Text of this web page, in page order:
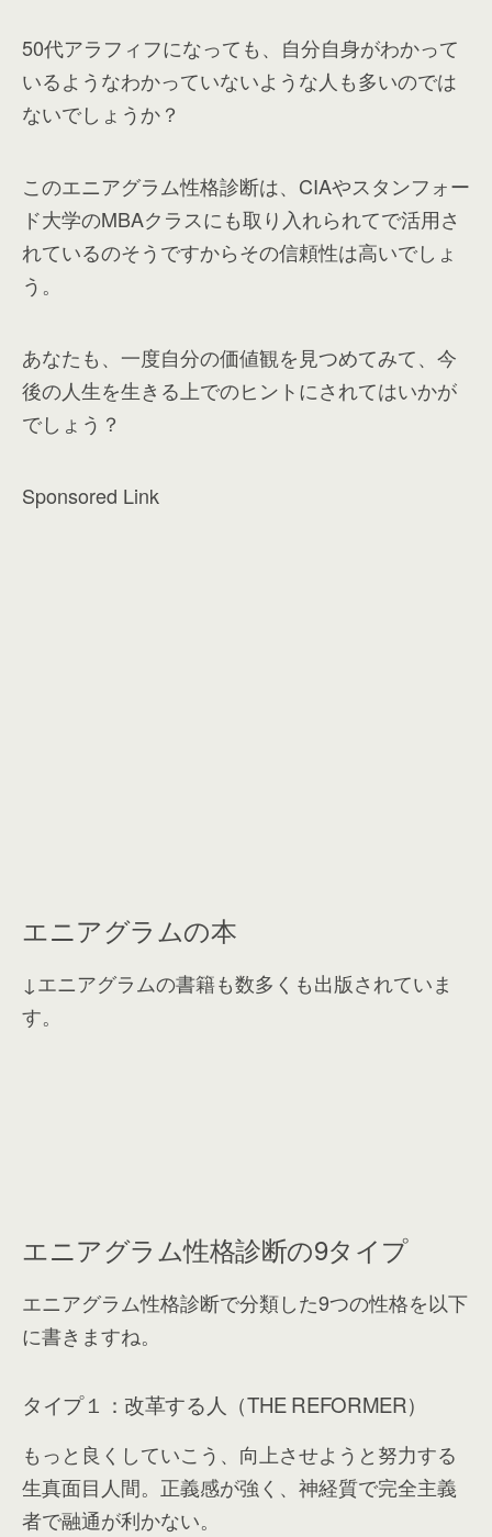
50代アラフィフになっても、自分自身がわかって
いるようなわかっていないような人も多いのでは
ないでしょうか？
このエニアグラム性格診断は、CIAやスタンフォー
ド大学のMBAクラスにも取り入れられてで活用さ
れているのそうですからその信頼性は高いでしょ
う。
あなたも、一度自分の価値観を見つめてみて、今
後の人生を生きる上でのヒントにされてはいかが
でしょう？
Sponsored Link
エニアグラムの本
↓エニアグラムの書籍も数多くも出版されていま
す。
エニアグラム性格診断の9タイプ
エニアグラム性格診断で分類した9つの性格を以下
に書きますね。
タイプ１：改革する人（THE REFORMER）
もっと良くしていこう、向上させようと努力する
生真面目人間。正義感が強く、神経質で完全主義
者で融通が利かない。